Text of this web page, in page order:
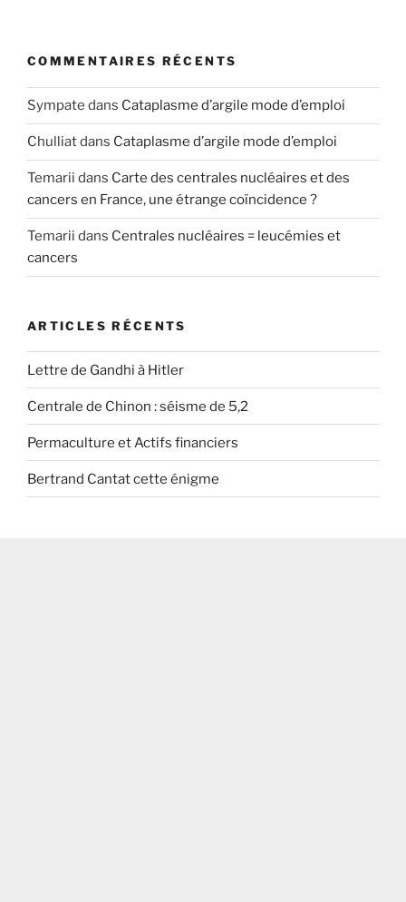
COMMENTAIRES RÉCENTS
Sympate dans Cataplasme d’argile mode d’emploi
Chulliatdans Cataplasme d’argile mode d’emploi
Temarii dans Carte des centrales nucléaires et des
cancers en France, une étrange coïncidence ?
Temarii dans Centrales nucléaires = leucémies et
cancers
ARTICLES RÉCENTS
Lettre de Gandhi à Hitler
Centrale de Chinon : séisme de 5,2
Permaculture et Actifs financiers
Bertrand Cantat cette énigme